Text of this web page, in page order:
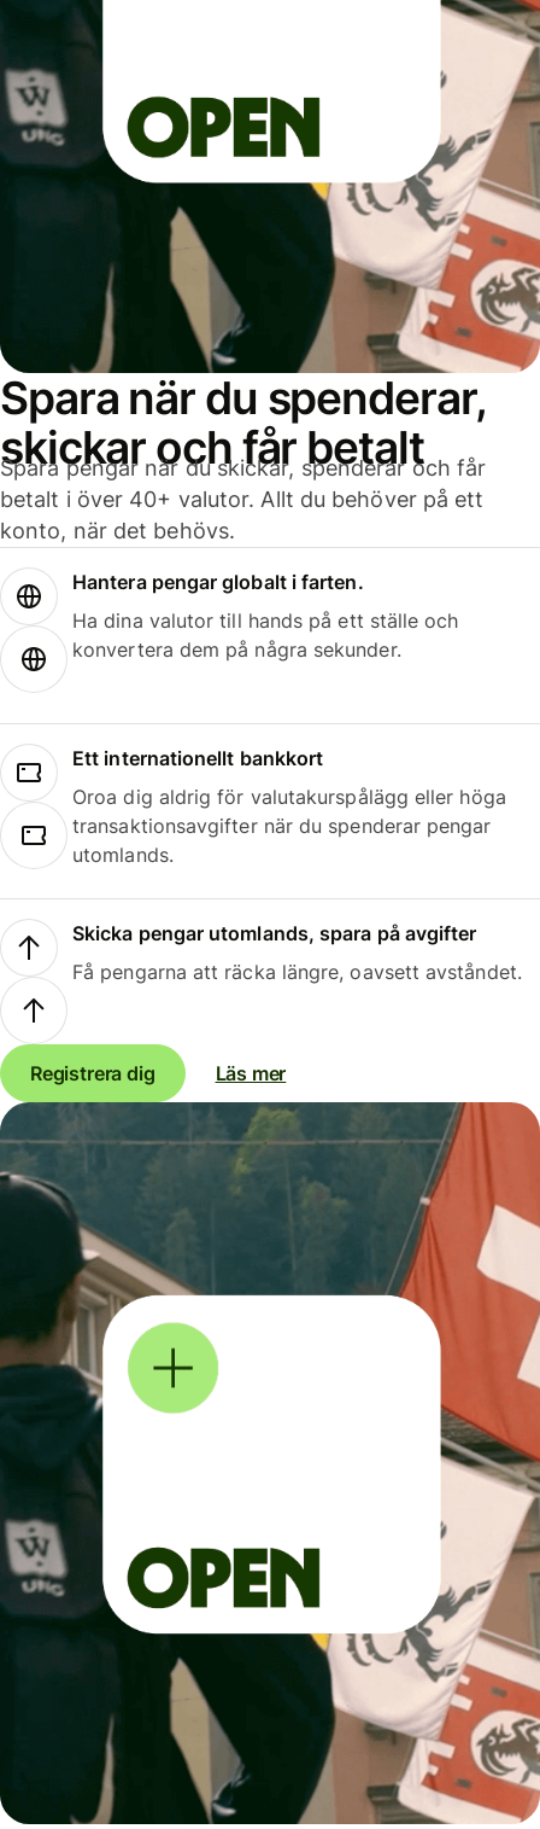
Spara när du spenderar,
skickar och får betalt
Spara pengar när du skickar, spenderar och får
betalt i över 40+ valutor. Allt du behöver på ett
konto, när det behövs.
Hantera pengar globalt i farten.
Ha dina valutor till hands på ett ställe och
konvertera dem på några sekunder.
Ett internationellt bankkort
Oroa dig aldrig för valutakurspålägg eller höga
transaktionsavgifter när du spenderar pengar
utomlands.
Skicka pengar utomlands, spara på avgifter
Få pengarna att räcka längre, oavsett avståndet.
Registrera dig Läs mer